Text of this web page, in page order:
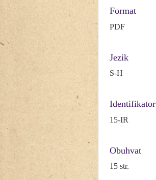
Format
PDF
Jezik
S-H
Identifikator
15-IR
Obuhvat
15 str.